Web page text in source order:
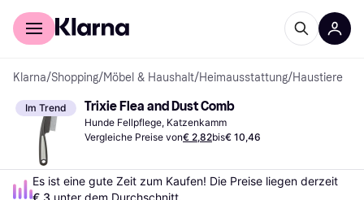
Für Shopper
Klarna/Shopping/Möbel & Haushalt/Heimausstattung/Haustiere
Im Trend Trixie Flea and Dust Comb
Hunde Fellpflege, Katzenkamm
Vergleiche Preise von€ 2,82bis€ 10,46
€ 3 unter dem Durchschnitt.